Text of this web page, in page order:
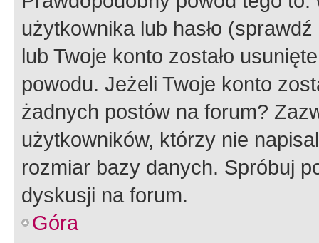
użytkownika lub hasło
lub Twoje konto zostało
powodu. Jeżeli Twoje konto
żadnych postów na forum?
użytkowników, którzy nie
rozmiar bazy danych. Spróbuj
dyskusji na forum.
Góra